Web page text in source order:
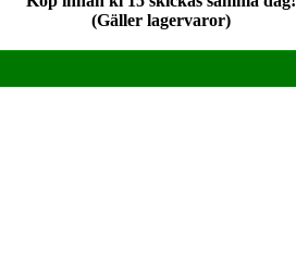
(Gäller lagervaror)